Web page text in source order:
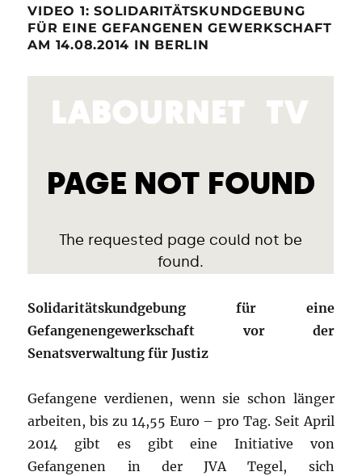
VIDEO 1: SOLIDARITÄTSKUNDGEBUNG
FÜR EINE GEFANGENEN GEWERKSCHAFT
AM 14.08.2014 IN BERLIN
Solidaritätskundgebung für eine
Gefangenengewerkschaft vor der
Senatsverwaltung für Justiz
Gefangene verdienen, wenn sie schon länger
arbeiten, bis zu 14,55 Euro – pro Tag. Seit April
2014 gibt es gibt eine Initiative von
Gefangenen in der JVA Tegel, sich